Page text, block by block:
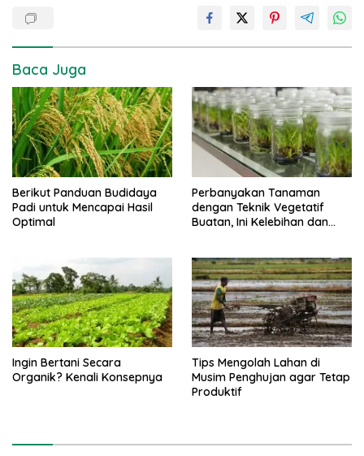
Baca Juga
Berikut Panduan Budidaya
Padi untuk Mencapai Hasil
Optimal
Perbanyakan Tanaman
dengan Teknik Vegetatif
Buatan, Ini Kelebihan dan
Ingin Bertani Secara
Organik? Kenali Konsepnya
Tips Mengolah Lahan di
Musim Penghujan agar Tetap
Produktif